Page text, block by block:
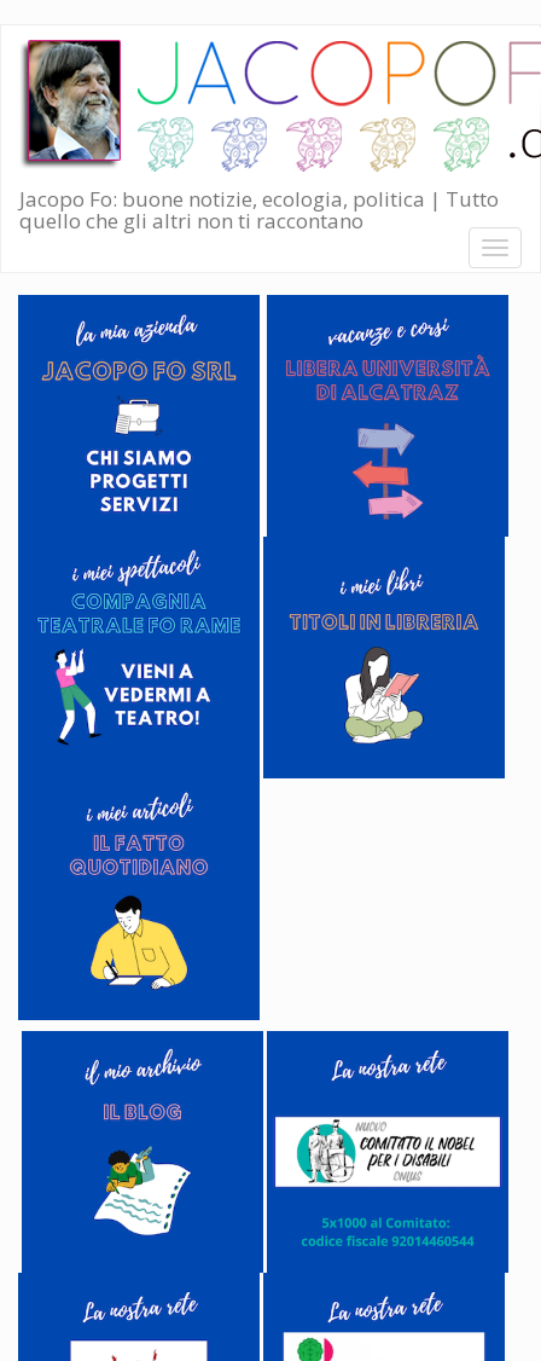
Salta
contenuto
principale
Jacopo Fo: buone notizie, ecologia, politica | Tutto
quello che gli altri non ti raccontano
Toggle